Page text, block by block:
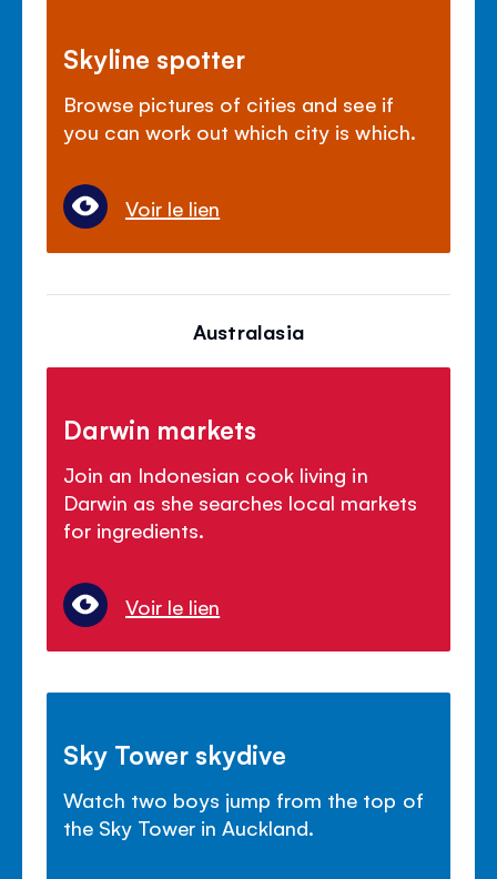
Skyline spotter
Browse pictures of cities and see if
you can work out which city is which.
Voir le lien
Australasia
Darwin markets
Join an Indonesian cook living in
Darwin as she searches local markets
for ingredients.
Voir le lien
Sky Tower skydive
Watch two boys jump from the top of
the Sky Tower in Auckland.